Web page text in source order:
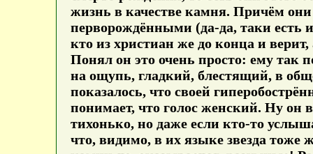
жизнь в качестве камня. Причём они
перворождёнными (да-да, таки есть
кто из христиан же до конца и
Понял он это очень просто: ему
на ощупь, гладкий, блестящий, в
показалось, что своей
понимает, что голос женский. Ну он
тихонько, но даже если кто-то
что, видимо, в их языке звезда тоже